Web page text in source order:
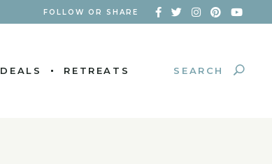
FOLLOW OR SHARE
DEALS RETREATS SEARCH